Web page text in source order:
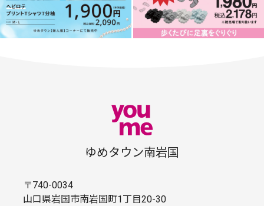
ゆめタウン南岩国
〒740-0034
山口県岩国市南岩国町1丁目20-30